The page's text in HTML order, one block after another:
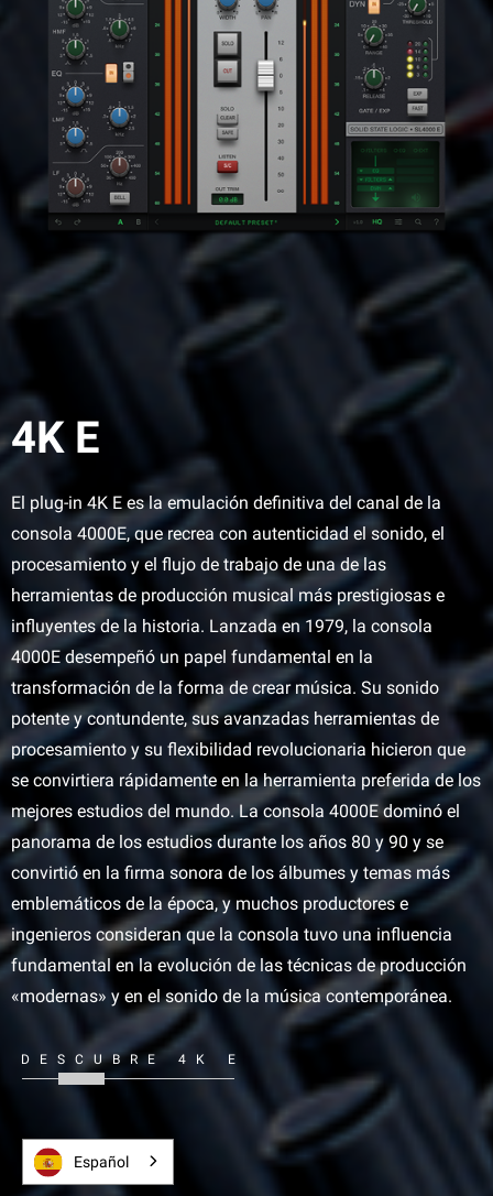
4K E
El plug-in 4K E es la emulación definitiva del canal de la
consola 4000E, que recrea con autenticidad el sonido, el
procesamiento y el flujo de trabajo de una de las
herramientas de producción musical más prestigiosas e
influyentes de la historia. Lanzada en 1979, la consola
4000E desempeñó un papel fundamental en la
transformación de la forma de crear música. Su sonido
potente y contundente, sus avanzadas herramientas de
procesamiento y su flexibilidad revolucionaria hicieron que
se convirtiera rápidamente en la herramienta preferida de los
mejores estudios del mundo. La consola 4000E dominó el
panorama de los estudios durante los años 80 y 90 y se
convirtió en la firma sonora de los álbumes y temas más
emblemáticos de la época, y muchos productores e
ingenieros consideran que la consola tuvo una influencia
fundamental en la evolución de las técnicas de producción
«modernas» y en el sonido de la música contemporánea.
DESCUBRE 4K E
Español